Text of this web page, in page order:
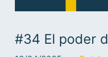
#34 El poder